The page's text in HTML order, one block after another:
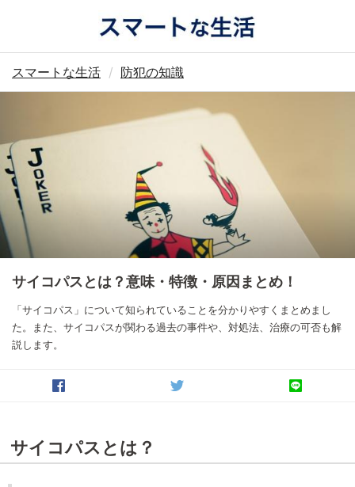
スマートな生活 防犯の知識
サイコパスとは？意味・特徴・原因まとめ！
「サイコパス」について知られていることを分かりやすくまとめまし
た。また、サイコパスが関わる過去の事件や、対処法、治療の可否も解
説します。
サイコパスとは？